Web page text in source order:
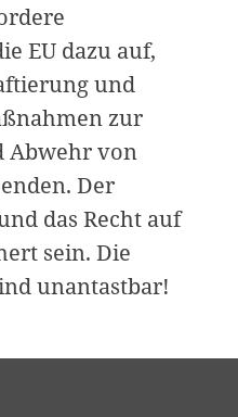
EU dazu auf,
und
zur
Abwehr von
Der
das Recht auf
sein. Die
unantastbar!